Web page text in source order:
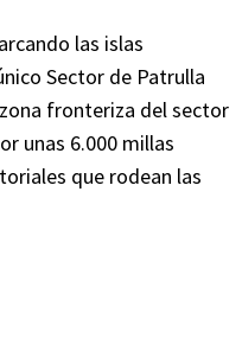
las islas
Sector de Patrulla
fronteriza del sector
unas 6.000 millas
que rodean las